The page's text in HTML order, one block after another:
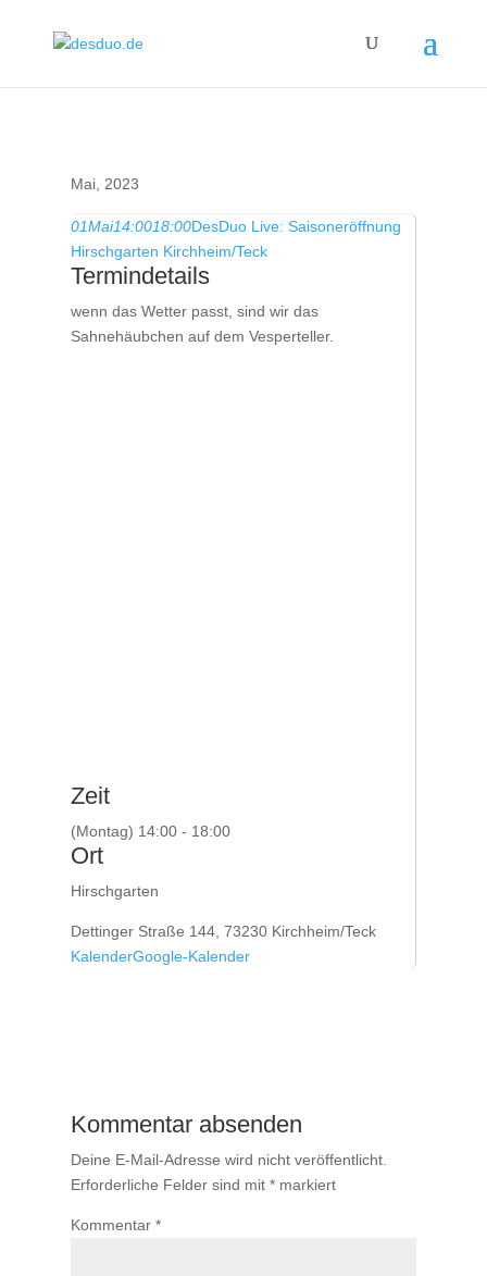
Mai, 2023
01Mai14:0018:00DesDuo Live: Saisoneröffnung
Hirschgarten Kirchheim/Teck
Termindetails
wenn das Wetter passt, sind wir das
Sahnehäubchen auf dem Vesperteller.
Zeit
(Montag) 14:00 - 18:00
Ort
Hirschgarten
Dettinger Straße 144, 73230 Kirchheim/Teck
KalenderGoogle-Kalender
Kommentar absenden
Deine E-Mail-Adresse wird nicht veröffentlicht.
Erforderliche Felder sind mit *markiert
Kommentar *